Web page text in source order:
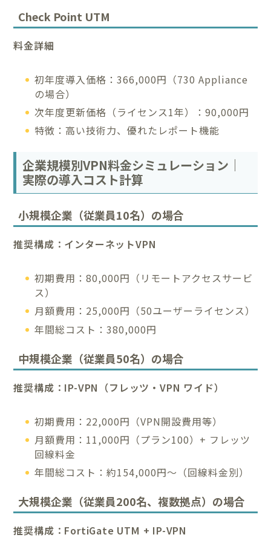
Check Point UTM
料金詳細
初年度導入価格：366,000円（730 Appliance
の場合）
次年度更新価格（ライセンス1年）：90,000円
特徴：高い技術力、優れたレポート機能
企業規模別VPN料金シミュレーション｜
実際の導入コスト計算
小規模企業（従業員10名）の場合
推奨構成：インターネットVPN
初期費用：80,000円（リモートアクセスサービ
ス）
月額費用：25,000円（50ユーザーライセンス）
年間総コスト：380,000円
中規模企業（従業員50名）の場合
推奨構成：IP-VPN（フレッツ・VPN ワイド）
初期費用：22,000円（VPN開設費用等）
月額費用：11,000円（プラン100）+ フレッツ
回線料金
年間総コスト：約154,000円～（回線料金別）
大規模企業（従業員200名、複数拠点）の場合
推奨構成：FortiGate UTM + IP-VPN